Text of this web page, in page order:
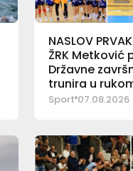
NASLOV
ŽRK Metković
Državne
trunira u
Sport 07.08.2026